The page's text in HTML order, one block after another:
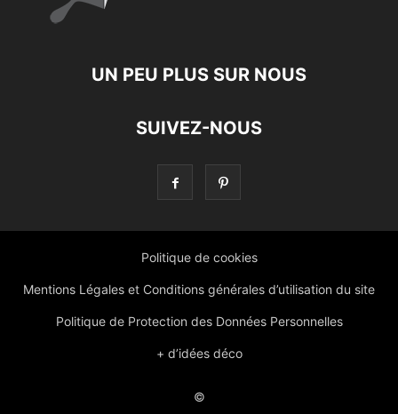
UN PEU PLUS SUR NOUS
SUIVEZ-NOUS
Politique de cookies
Mentions Légales et Conditions générales d’utilisation du site
Politique de Protection des Données Personnelles
+ d’idées déco
©